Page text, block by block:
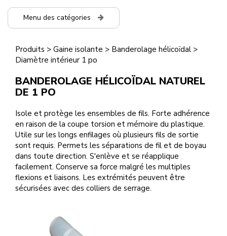
Menu des catégories
Produits > Gaine isolante > Banderolage hélicoïdal >
Diamètre intérieur 1 po
BANDEROLAGE HÉLICOÏDAL NATUREL
DE 1 PO
Isole et protège les ensembles de fils. Forte adhérence
en raison de la coupe torsion et mémoire du plastique.
Utile sur les longs enfilages où plusieurs fils de sortie
sont requis. Permets les séparations de fil et de boyau
dans toute direction. S'enlève et se réapplique
facilement. Conserve sa force malgré les multiples
flexions et liaisons. Les extrémités peuvent être
sécurisées avec des colliers de serrage.